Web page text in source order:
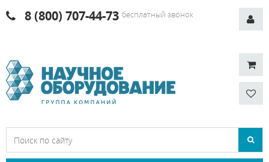
8 (800) 707-44-73 бесплатный звонок